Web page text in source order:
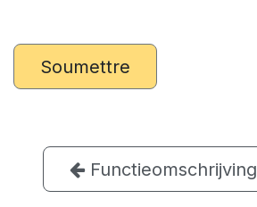
Soumettre
Functieomschrijving